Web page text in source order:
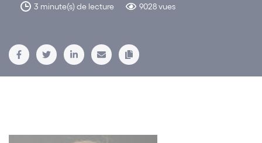
3 minute(s) de lecture 9028 vues